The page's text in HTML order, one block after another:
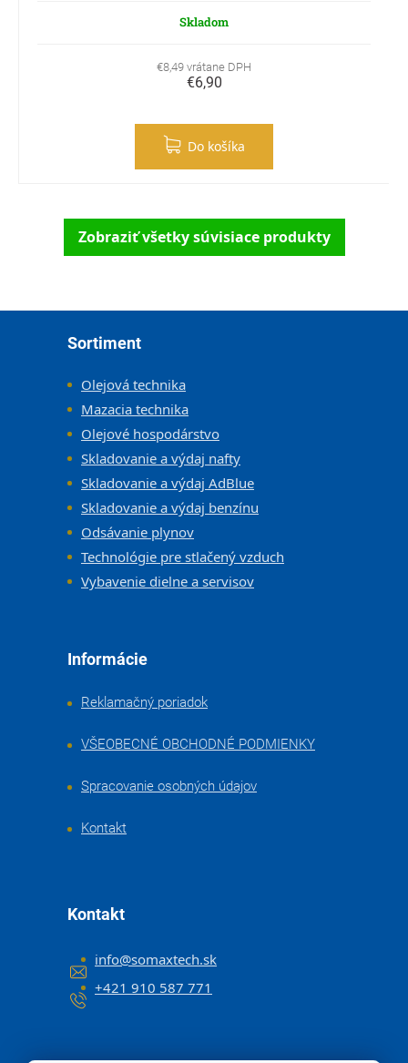
Skladom
€8,49 vrátane DPH
€6,90
Do košíka
Zobraziť všetky súvisiace produkty
Sortiment
Olejová technika
Mazacia technika
Olejové hospodárstvo
Skladovanie a výdaj nafty
Skladovanie a výdaj AdBlue
Skladovanie a výdaj benzínu
Odsávanie plynov
Technológie pre stlačený vzduch
Vybavenie dielne a servisov
Informácie
Reklamačný poriadok
VŠEOBECNÉ OBCHODNÉ PODMIENKY
Spracovanie osobných údajov
Kontakt
Kontakt
info@somaxtech.sk
+421 910 587 771